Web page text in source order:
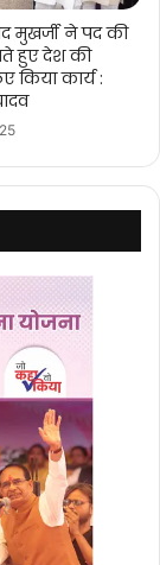
मुखर्जी ने पद की
हुए देश की
किया कार्य :